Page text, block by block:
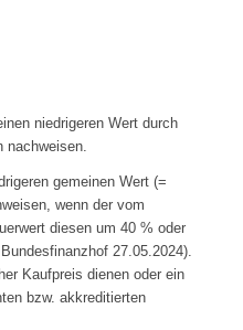
niedrigeren Wert durch
nachweisen.
gemeinen Wert (=
wenn der vom
diesen um 40 % oder
27.05.2024).
Kaufpreis dienen oder ein
bzw. akkreditierten